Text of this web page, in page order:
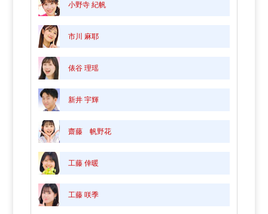
小野寺 紀帆
市川 麻耶
俵谷 理瑶
新井 宇輝
齋藤 帆野花
工藤 倖暖
工藤 咲季